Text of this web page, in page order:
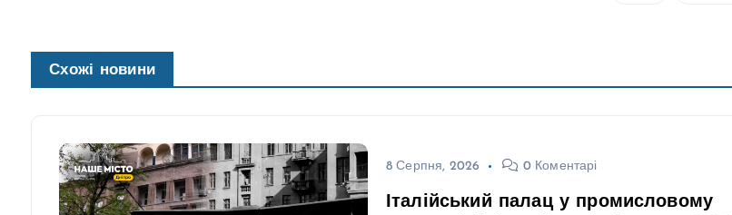
Схожі новини
8 Серпня, 2026 0 Коментарі
Італійський палац у промисловому